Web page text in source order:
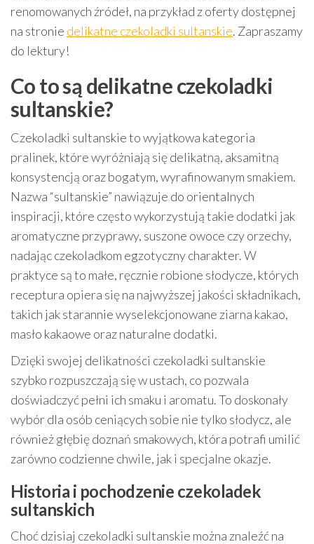
renomowanych źródeł, na przykład z oferty dostępnej
na stronie delikatne czekoladki sultanskie. Zapraszamy
do lektury!
Co to są delikatne czekoladki
sultanskie?
Czekoladki sultanskie to wyjątkowa kategoria
pralinek, które wyróżniają się delikatną, aksamitną
konsystencją oraz bogatym, wyrafinowanym smakiem.
Nazwa “sultanskie” nawiązuje do orientalnych
inspiracji, które często wykorzystują takie dodatki jak
aromatyczne przyprawy, suszone owoce czy orzechy,
nadając czekoladkom egzotyczny charakter. W
praktyce są to małe, ręcznie robione słodycze, których
receptura opiera się na najwyższej jakości składnikach,
takich jak starannie wyselekcjonowane ziarna kakao,
masło kakaowe oraz naturalne dodatki.
Dzięki swojej delikatności czekoladki sultanskie
szybko rozpuszczają się w ustach, co pozwala
doświadczyć pełni ich smaku i aromatu. To doskonały
wybór dla osób ceniących sobie nie tylko słodycz, ale
również głębię doznań smakowych, która potrafi umilić
zarówno codzienne chwile, jak i specjalne okazje.
Historia i pochodzenie czekoladek
sultanskich
Choć dzisiaj czekoladki sultanskie można znaleźć na